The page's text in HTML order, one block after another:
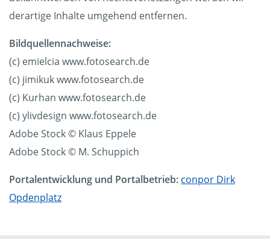
derartige Inhalte umgehend entfernen.
Bildquellennachweise:
(c) emielcia www.fotosearch.de
(c) jimikuk www.fotosearch.de
(c) Kurhan www.fotosearch.de
(c) ylivdesign www.fotosearch.de
Adobe Stock © Klaus Eppele
Adobe Stock © M. Schuppich
Portalentwicklung und Portalbetrieb: conpor Dirk
Opdenplatz